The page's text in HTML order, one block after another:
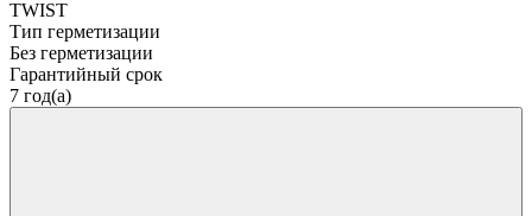
TWIST
Тип герметизации
Без герметизации
Гарантийный срок
7 год(а)